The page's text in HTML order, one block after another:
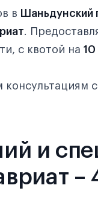
в Шаньдунский
.
с квотой на
и
–